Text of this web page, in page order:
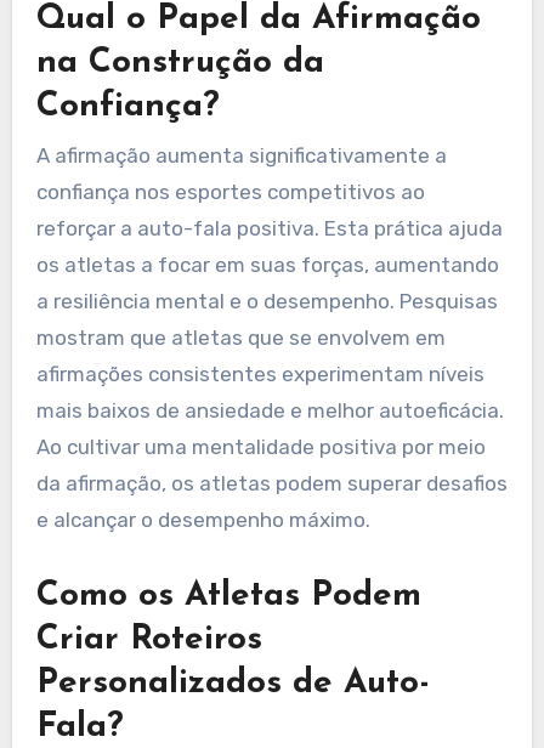
Qual o Papel da Afirmação
na Construção da
Confiança?
A afirmação aumenta significativamente a
confiança nos esportes competitivos ao
reforçar a auto-fala positiva. Esta prática ajuda
os atletas a focar em suas forças, aumentando
a resiliência mental e o desempenho. Pesquisas
mostram que atletas que se envolvem em
afirmações consistentes experimentam níveis
mais baixos de ansiedade e melhor autoeficácia.
Ao cultivar uma mentalidade positiva por meio
da afirmação, os atletas podem superar desafios
e alcançar o desempenho máximo.
Como os Atletas Podem
Criar Roteiros
Personalizados de Auto-
Fala?